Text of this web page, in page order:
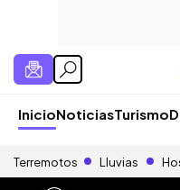
InicioNoticiasTurismo
Terremotos Lluvias